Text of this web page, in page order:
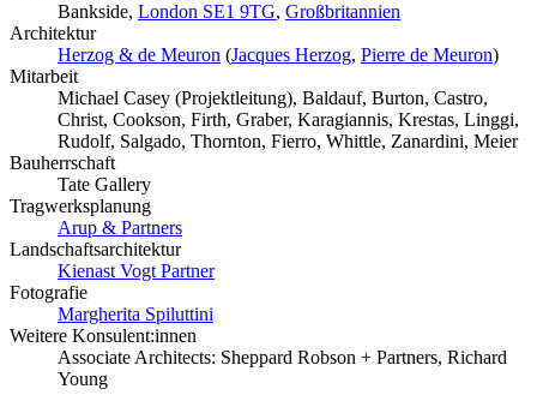
Bankside, London SE1 9TG, Großbritannien
Architektur
Herzog & de Meuron (Jacques Herzog, Pierre de Meuron)
Mitarbeit
Michael Casey (Projektleitung), Baldauf, Burton, Castro,
Christ, Cookson, Firth, Graber, Karagiannis, Krestas, Linggi,
Rudolf, Salgado, Thornton, Fierro, Whittle, Zanardini, Meier
Bauherrschaft
Tate Gallery
Tragwerksplanung
Arup & Partners
Landschaftsarchitektur
Kienast Vogt Partner
Fotografie
Margherita Spiluttini
Weitere Konsulent:innen
Associate Architects: Sheppard Robson + Partners, Richard
Young